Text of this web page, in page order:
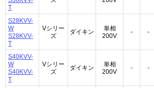
T
S28KVV-
W
S28KVV-
T
Vシリー
ズ
ダイキン
単相
200V
- -
S40KVV-
W
S40KVV-
T
Vシリー
ズ
ダイキン
単相
200V
- -